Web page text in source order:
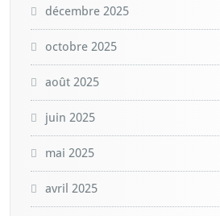
décembre 2025
octobre 2025
août 2025
juin 2025
mai 2025
avril 2025